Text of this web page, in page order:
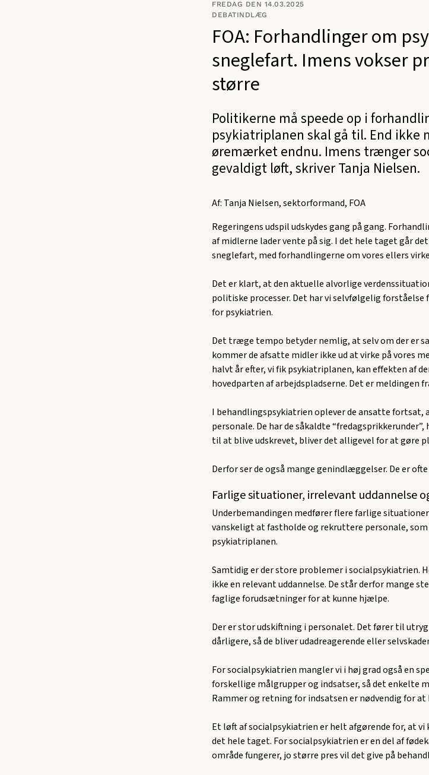
FREDAG DEN 14.03.2025
DEBATINDLÆG
FOA: Forhandlinger om
sneglefart. Imens vokser
større
Politikerne må speede op i
psykiatriplanen skal gå til. End ikke
øremærket endnu. Imens trænger
gevaldigt løft, skriver Tanja Nielsen.
Af: Tanja Nielsen, sektorformand, FOA
Regeringens udspil udskydes gang på gang.
af midlerne lader vente på sig. I det hele taget går
sneglefart, med forhandlingerne om vores ellers
Det er klart, at den aktuelle alvorlige
politiske processer. Det har vi selvfølgelig forståelse
for psykiatrien.
Det træge tempo betyder nemlig, at selv om der er
kommer de afsatte midler ikke ud at virke på vores
halvt år efter, vi fik psykiatriplanen, kan effekten af
hovedparten af arbejdspladserne. Det er meldingen
I behandlingspsykiatrien oplever de ansatte
personale. De har de såkaldte
til at blive udskrevet, bliver det alligevel for at gøre
Derfor ser de også mange genindlæggelser. De er
Farlige situationer, irrelevant uddannelse
Underbemandingen medfører flere farlige
vanskeligt at fastholde og rekruttere personale,
psykiatriplanen.
Samtidig er der store problemer i socialpsykiatrien.
ikke en relevant uddannelse. De står derfor mange
faglige forudsætninger for at kunne hjælpe.
Der er stor udskiftning i personalet. Det fører til
dårligere, så de bliver udadreagerende eller
For socialpsykiatrien mangler vi i høj grad også en
forskellige målgrupper og indsatser, så det enkelte
Rammer og retning for indsatsen er nødvendig for
Et løft af socialpsykiatrien er helt afgørende for, at
det hele taget. For socialpsykiatrien er en del af
område fungerer, jo større pres vil det give på